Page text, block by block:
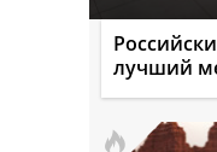
лучший